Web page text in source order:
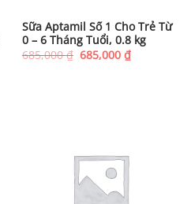
Sữa Aptamil Số 1 Cho Trẻ Từ
0 – 6 Tháng Tuổi, 0.8 kg
685,000₫ Giá
gốc
685,000 ₫Giá
hiện